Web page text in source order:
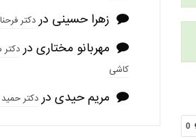
0
زهرا حسینی دردکتر
مهربانو مختاری در
کاشی
مریم حیدی دردکتر